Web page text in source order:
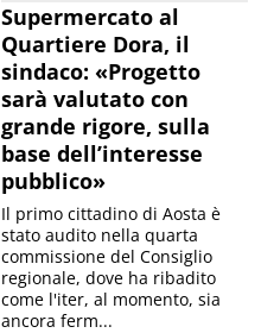
Supermercato al
Quartiere Dora, il
sindaco: «Progetto
sarà valutato con
grande rigore, sulla
base dell’interesse
pubblico»
Il primo cittadino di Aosta è
stato audito nella quarta
commissione del Consiglio
regionale, dove ha ribadito
come l'iter, al momento, sia
ancora ferm...